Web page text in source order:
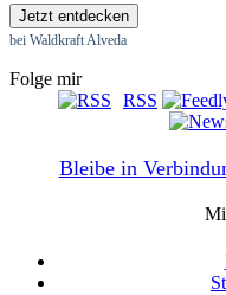
Jetzt entdecken
bei Waldkraft Alveda
Folge mir
RSS
Bleibe in